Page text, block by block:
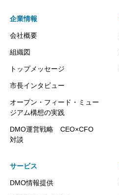
企業情報
会社概要
組織図
トップメッセージ
市長インタビュー
オープン・フィード・ミュー
ジアム構想の実践
DMO運営戦略 CEO×CFO
対談
サービス
DMO情報提供